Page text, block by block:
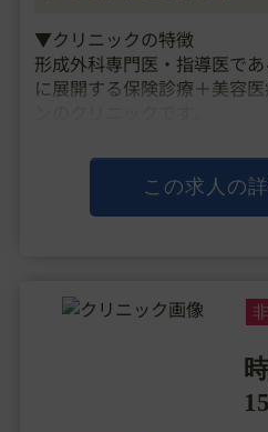
▼クリニックの特徴
形成外科専門医・指導医で
に展開する保険診療＋美容
いやすい価格設定や保険の
くりを行い、都内だと3時間
のある人気クリニックと・
この求人の